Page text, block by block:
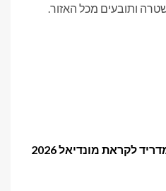
ותובעים מכל האזור.
רשימה של כל כוכבי ריאל מדריד לקראת מונדיאל 2026